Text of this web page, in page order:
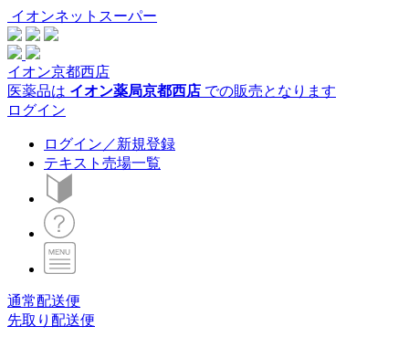
イオンネットスーパー
イオン京都西店
医薬品は イオン薬局京都西店 での販売となります
ログイン
ログイン／新規登録
テキスト売場一覧
通常配送便
先取り配送便